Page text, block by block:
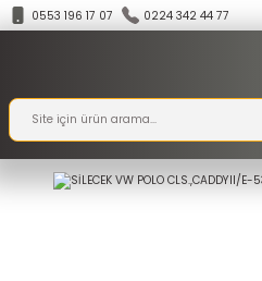
0553 196 17 07 0224 342 44 77